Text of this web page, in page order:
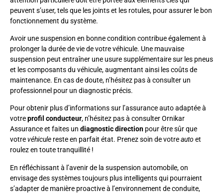
peuvent s’user, tels que les joints et les rotules, pour assurer le bon
fonctionnement du système.
Avoir une suspension en bonne condition contribue également à
prolonger la durée de vie de votre véhicule. Une mauvaise
suspension peut entraîner une usure supplémentaire sur les pneus
et les composants du véhicule, augmentant ainsi les coûts de
maintenance. En cas de doute, n’hésitez pas à consulter un
professionnel pour un diagnostic précis.
Pour obtenir plus d’informations sur l’assurance auto adaptée à
votreprofil conducteur, n’hésitez pas à consulter Ornikar
Assurance et faites un diagnostic direction pour être sûr que
votrevéhicule reste en parfait état. Prenez soin de votreauto et
roulez en toute tranquillité !
En réfléchissant à l’avenir de la suspension automobile, on
envisage des systèmes toujours plus intelligents qui pourraient
s’adapter de manière proactive à l’environnement de conduite,